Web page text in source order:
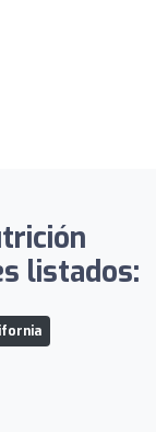
listados: